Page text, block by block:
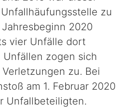
zu
2020
vier Unfälle dort
zogen sich
zu. Bei
am 1. Februar 2020
Unfallbeteiligten.